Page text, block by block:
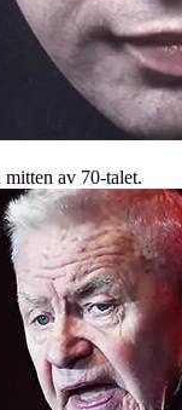
av 70-talet.